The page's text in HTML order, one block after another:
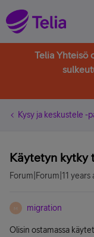
Telia Yhteisö
Kysy ja keskustele -
Käytetyn kytky
Forum|Forum|11 years
M migration
Olisin ostamassa